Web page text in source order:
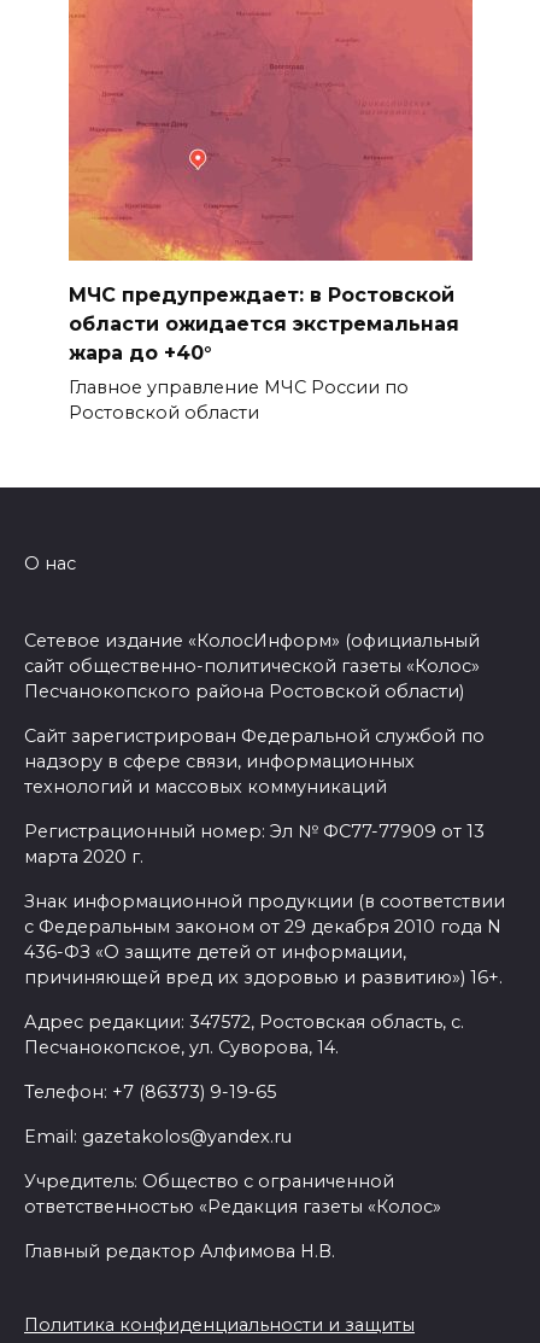
МЧС предупреждает: в Ростовской
области ожидается экстремальная
жара до +40°
Главное управление МЧС России по
Ростовской области
О нас
Сетевое издание «КолосИнформ» (официальный
сайт общественно-политической газеты «Колос»
Песчанокопского района Ростовской области)
Сайт зарегистрирован Федеральной службой по
надзору в сфере связи, информационных
технологий и массовых коммуникаций
Регистрационный номер: Эл № ФС77-77909 от 13
марта 2020 г.
Знак информационной продукции (в соответствии
с Федеральным законом от 29 декабря 2010 года N
436-ФЗ «О защите детей от информации,
причиняющей вред их здоровью и развитию») 16+.
Адрес редакции: 347572, Ростовская область, с.
Песчанокопское, ул. Суворова, 14.
Телефон: +7 (86373) 9-19-65
Email: gazetakolos@yandex.ru
Учредитель: Общество с ограниченной
ответственностью «Редакция газеты «Колос»
Главный редактор Алфимова Н.В.
Политика конфиденциальности и защиты